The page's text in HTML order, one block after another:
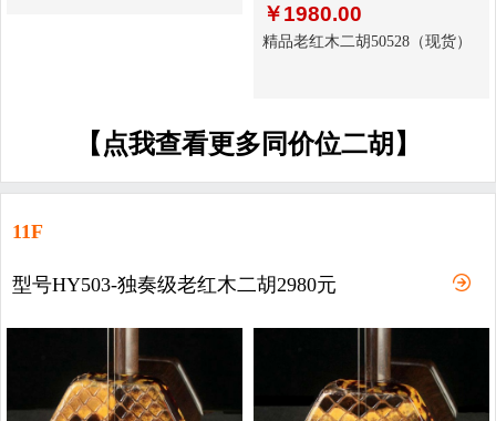
￥1980.00
精品老红木二胡50528（现货）
【点我查看更多同价位二胡】
11F
型号HY503-独奏级老红木二胡2980元